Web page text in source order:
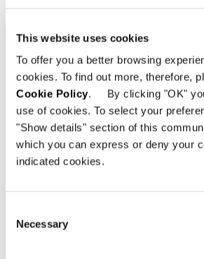
This website uses cookies
To offer you a better browsing
cookies. To find out more, therefore,
Cookie Policy. By clicking "OK"
use of cookies. To select your
"Show details" section of this
which you can express or deny your
indicated cookies.
Selection
Necessary